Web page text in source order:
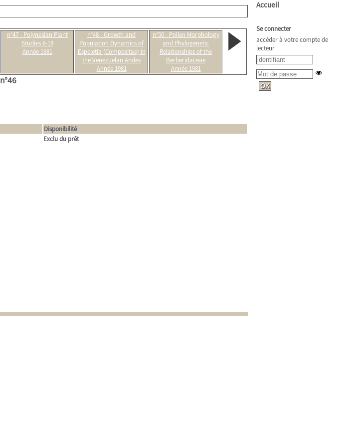
n°47 - Polynesian Plant
Studies 6-18
Année 1981
n°48 - Growth and
Population Dynamics of
Espeletia (Compositae) in
the Venezuelan Andes
Année 1981
n°50 - Pollen Morphology
and Phylogenetic
Relationships of the
Berberidaceae
Année 1981
n°46
Disponibilité
Exclu du prêt
Accueil
Se connecter
accéder à votre compte de
lecteur